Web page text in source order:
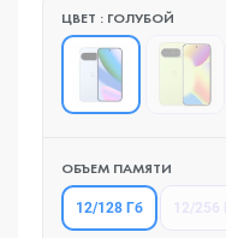
ЦВЕТ : ГОЛУБОЙ
ОБЪЕМ ПАМЯТИ
12/128 Гб